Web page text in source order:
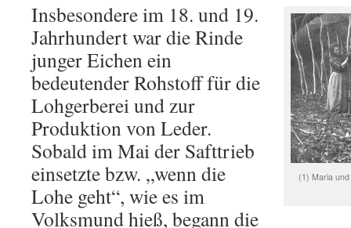
(1) Maria
Insbesondere im 18. und 19.
Jahrhundert war die Rinde
junger Eichen ein
bedeutender Rohstoff für die
Lohgerberei und zur
Produktion von Leder.
Sobald im Mai der Safttrieb
einsetzte bzw. „wenn die
Lohe geht“, wie es im
Volksmund hieß, begann die